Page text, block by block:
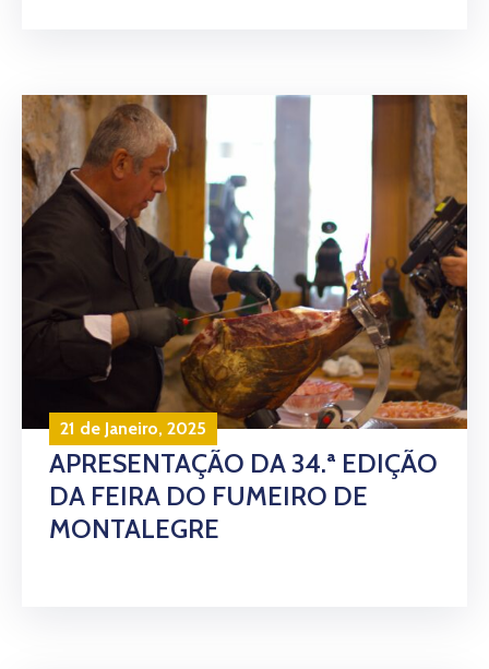
21 de Janeiro, 2025
APRESENTAÇÃO DA 34.ª EDIÇÃO
DA FEIRA DO FUMEIRO DE
MONTALEGRE